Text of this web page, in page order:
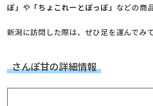
ぽ」 や 「ちょこれーとぽっぽ」 などの商
新潟に訪問した際は、ぜひ足を運んでみ
さんぽ甘の詳細情報